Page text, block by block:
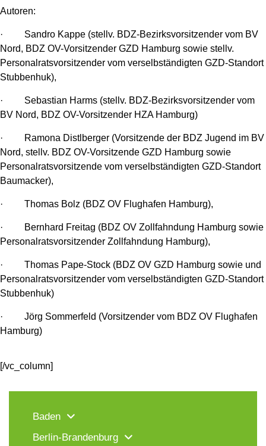
Autoren:
· Sandro Kappe (stellv. BDZ-Bezirksvorsitzender vom BV
Nord, BDZ OV-Vorsitzender GZD Hamburg sowie stellv.
Personalratsvorsitzender vom verselbständigten GZD-Standort
Stubbenhuk),
· Sebastian Harms (stellv. BDZ-Bezirksvorsitzender vom
BV Nord, BDZ OV-Vorsitzender HZA Hamburg)
· Ramona Distlberger (Vorsitzende der BDZ Jugend im BV
Nord, stellv. BDZ OV-Vorsitzende GZD Hamburg sowie
Personalratsvorsitzende vom verselbständigten GZD-Standort
Baumacker),
· Thomas Bolz (BDZ OV Flughafen Hamburg),
· Bernhard Freitag (BDZ OV Zollfahndung Hamburg sowie
Personalratsvorsitzender Zollfahndung Hamburg),
· Thomas Pape-Stock (BDZ OV GZD Hamburg sowie und
Personalratsvorsitzender vom verselbständigten GZD-Standort
Stubbenhuk)
· Jörg Sommerfeld (Vorsitzender vom BDZ OV Flughafen
Hamburg)
[/vc_column]
Baden
Berlin-Brandenburg